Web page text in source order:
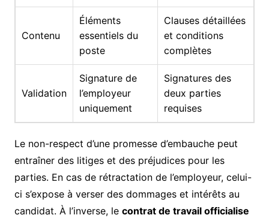
Contenu
Éléments
essentiels du
poste
Clauses détaillées
et conditions
complètes
Validation
Signature de
l’employeur
uniquement
Signatures des
deux parties
requises
Le non-respect d’une promesse d’embauche peut
entraîner des litiges et des préjudices pour les
parties. En cas de rétractation de l’employeur, celui-
ci s’expose à verser des dommages et intérêts au
candidat. À l’inverse, le contrat de travail officialise